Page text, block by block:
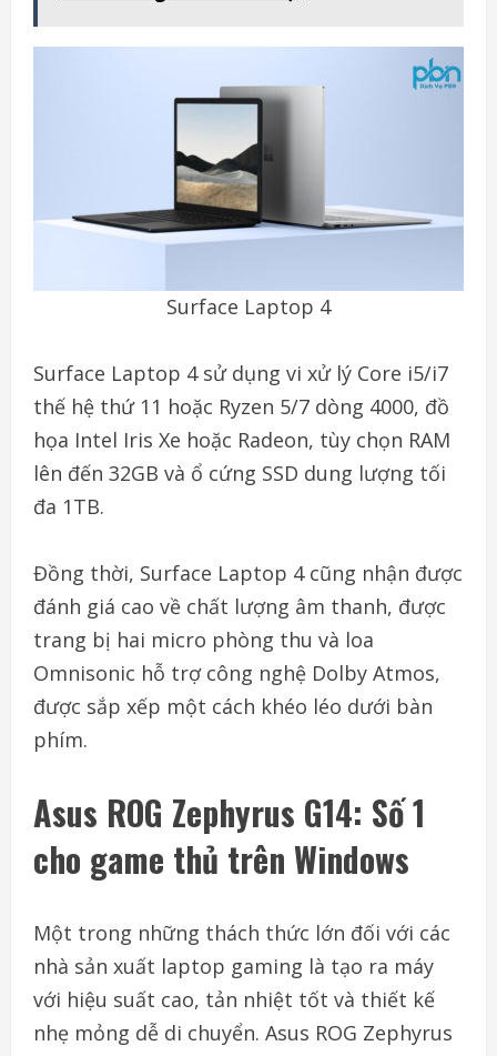
Surface Laptop 4
Surface Laptop 4 sử dụng vi xử lý Core i5/i7
thế hệ thứ 11 hoặc Ryzen 5/7 dòng 4000, đồ
họa Intel Iris Xe hoặc Radeon, tùy chọn RAM
lên đến 32GB và ổ cứng SSD dung lượng tối
đa 1TB.
Đồng thời, Surface Laptop 4 cũng nhận được
đánh giá cao về chất lượng âm thanh, được
trang bị hai micro phòng thu và loa
Omnisonic hỗ trợ công nghệ Dolby Atmos,
được sắp xếp một cách khéo léo dưới bàn
phím.
Asus ROG Zephyrus G14: Số 1
cho game thủ trên Windows
Một trong những thách thức lớn đối với các
nhà sản xuất laptop gaming là tạo ra máy
với hiệu suất cao, tản nhiệt tốt và thiết kế
nhẹ mỏng dễ di chuyển. Asus ROG Zephyrus